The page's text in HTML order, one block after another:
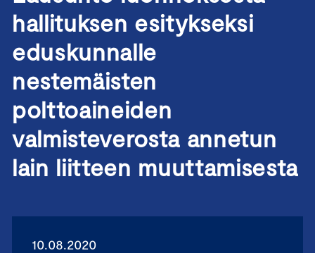
hallituksen esitykseksi
eduskunnalle
nestemäisten
polttoaineiden
valmisteverosta annetun
lain liitteen muuttamisesta
10.08.2020